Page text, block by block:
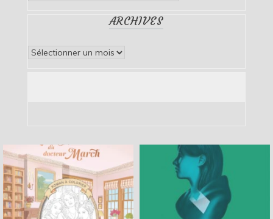
ARCHIVES
Archives